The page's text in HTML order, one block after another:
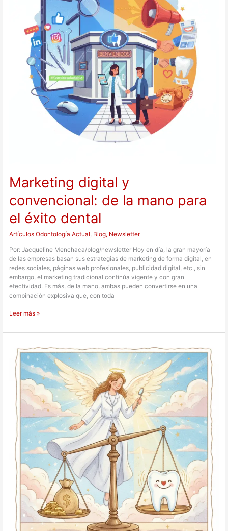
Marketing digital y
convencional: de la mano para
el éxito dental
Artículos Odontología Actual, Blog, Newsletter
Por: Jacqueline Menchaca/blog/newsletter Hoy en día, la gran mayoría
de las empresas basan sus estrategias de marketing de forma digital, en
redes sociales, páginas web profesionales, publicidad digital, etc., sin
embargo, el marketing tradicional continúa vigente y con gran
efectividad. Es más, de la mano, ambas pueden convertirse en una
combinación explosiva que, con toda
Leer más »
caros,
pero
justos,
por
una
buena
atención
dental